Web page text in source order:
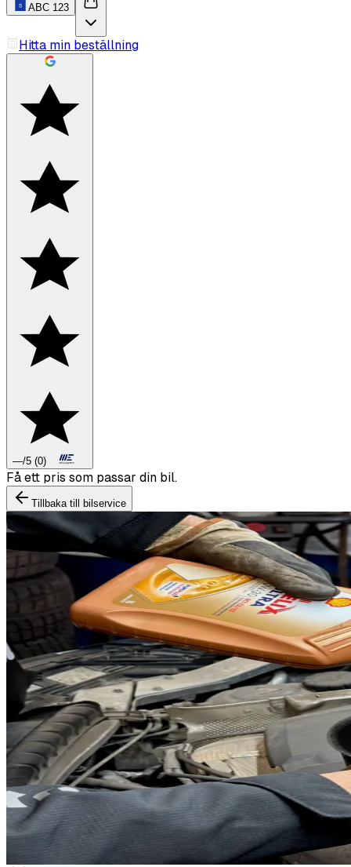
ABC 123
Hitta min beställning
—/5 (0)
Boka däckbyte eller montering inför vintern.
Tillbaka till bilservice